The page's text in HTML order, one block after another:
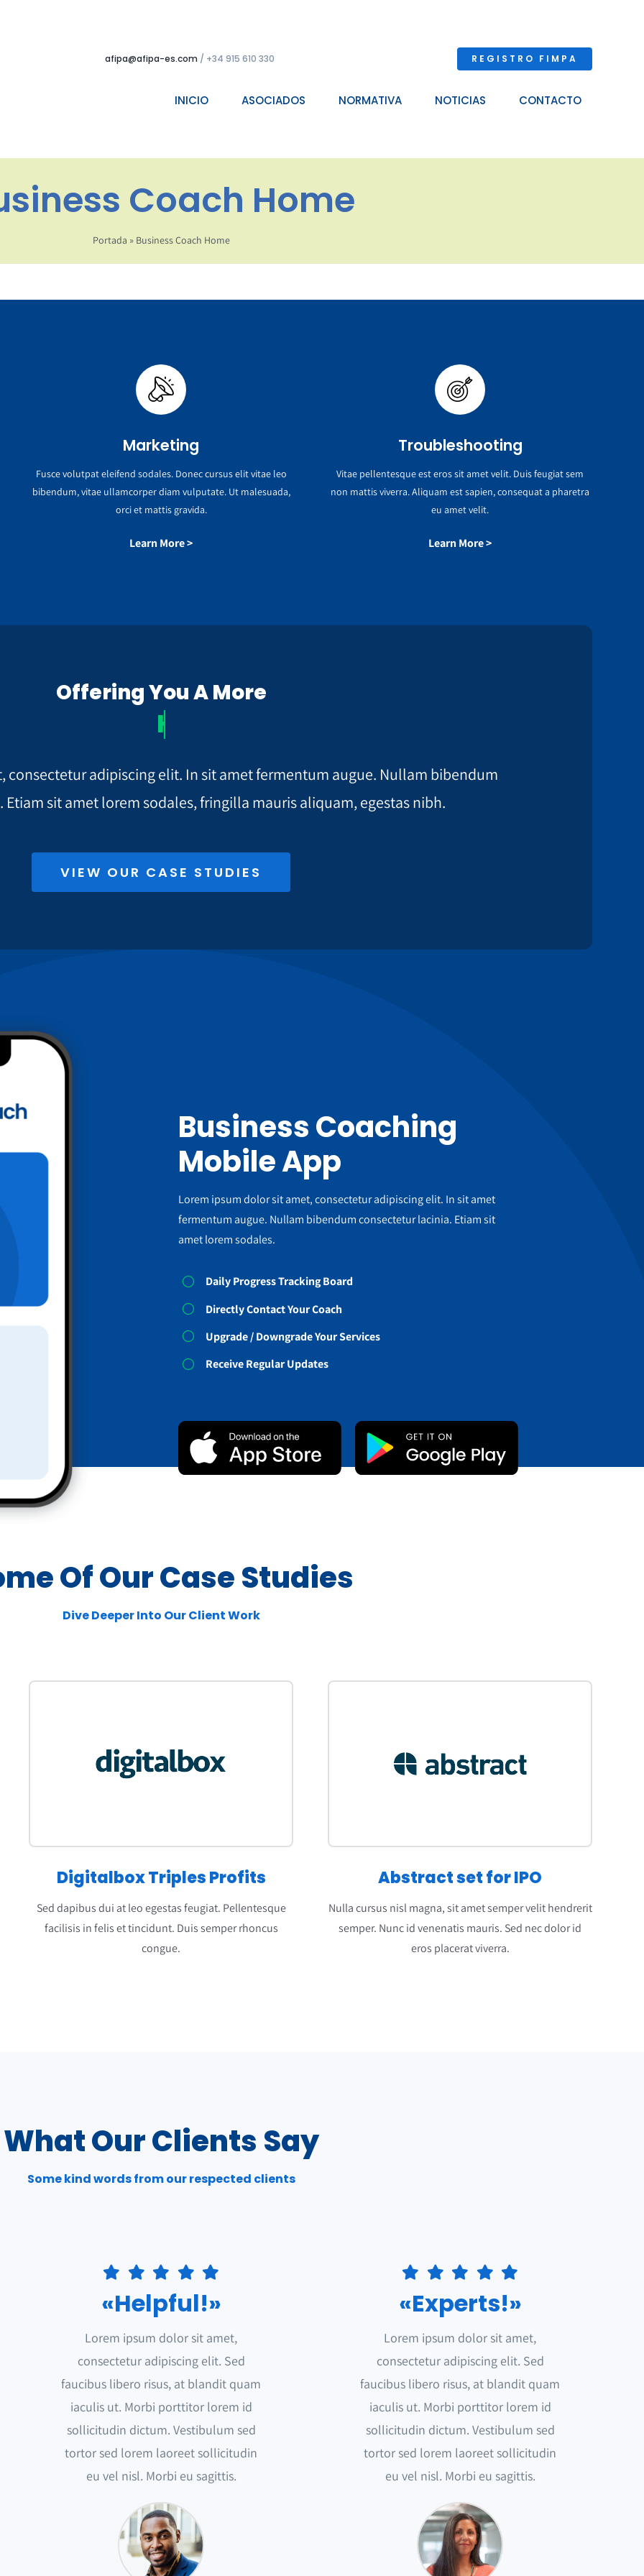
afipa@afipa-es.com / +34 915 610 330 REGISTRO FIMPA
INICIO ASOCIADOS NORMATIVA NOTICIAS CONTACTO
Coach Home
Portada » Business Coach Home
Marketing
Fusce volutpat eleifend sodales. Donec cursus elit vitae leo
bibendum, vitae ullamcorper diam vulputate. Ut malesuada,
orci et mattis gravida.
Learn More >
Troubleshooting
Vitae pellentesque est eros sit amet velit. Duis feugiat sem
non mattis viverra. Aliquam est sapien, consequat a pharetra
eu amet velit.
Learn More >
Offering You A More
consectetur adipiscing elit. In sit amet fermentum augue. Nullam bibendum
sit amet lorem sodales, fringilla mauris aliquam, egestas nibh.
VIEW OUR CASE STUDIES
Business Coaching
Mobile App
Lorem ipsum dolor sit amet, consectetur adipiscing elit. In sit amet
fermentum augue. Nullam bibendum consectetur lacinia. Etiam sit
amet lorem sodales.
Daily Progress Tracking Board
Directly Contact Your Coach
Upgrade / Downgrade Your Services
Receive Regular Updates
Of Our Case Studies
Dive Deeper Into Our Client Work
Digitalbox Triples Profits
Sed dapibus dui at leo egestas feugiat. Pellentesque
facilisis in felis et tincidunt. Duis semper rhoncus
congue.
Abstract set for IPO
Nulla cursus nisl magna, sit amet semper velit hendrerit
semper. Nunc id venenatis mauris. Sed nec dolor id
eros placerat viverra.
What Our Clients Say
Some kind words from our respected clients
«Helpful!»
Lorem ipsum dolor sit amet,
consectetur adipiscing elit. Sed
faucibus libero risus, at blandit quam
iaculis ut. Morbi porttitor lorem id
sollicitudin dictum. Vestibulum sed
tortor sed lorem laoreet sollicitudin
eu vel nisl. Morbi eu sagittis.
«Experts!»
Lorem ipsum dolor sit amet,
consectetur adipiscing elit. Sed
faucibus libero risus, at blandit quam
iaculis ut. Morbi porttitor lorem id
sollicitudin dictum. Vestibulum sed
tortor sed lorem laoreet sollicitudin
eu vel nisl. Morbi eu sagittis.